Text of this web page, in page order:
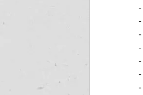
-
-
-
-
-
-
-